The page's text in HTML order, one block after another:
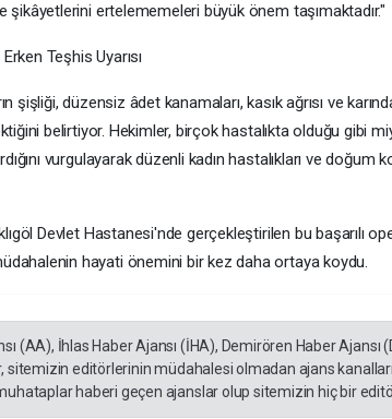
şikâyetlerini ertelememeleri büyük önem taşımaktadır."
Teşhis Uyarısı
şişliği, düzensiz âdet kanamaları, kasık ağrısı ve
belirtiyor. Hekimler, birçok hastalıkta olduğu gibi
vurgulayarak düzenli kadın hastalıkları ve
Devlet Hastanesi'nde gerçekleştirilen bu başarılı
hayati önemini bir kez daha ortaya koydu.
(AA), İhlas Haber Ajansı (İHA), Demirören Haber
sitemizin editörlerinin müdahalesi olmadan ajans
haberi geçen ajanslar olup sitemizin hiç bir